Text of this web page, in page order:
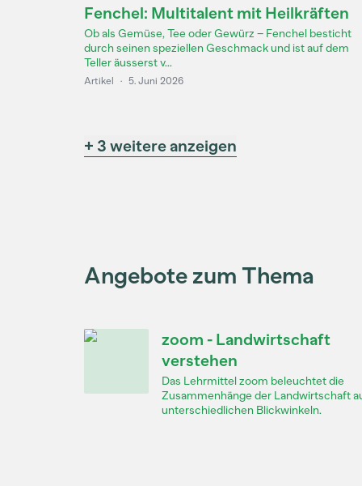
Fenchel: Multitalent mit Heilkräften
Ob als Gemüse, Tee oder Gewürz – Fenchel besticht
durch seinen speziellen Geschmack und ist auf dem
Teller äusserst v...
Artikel · 5. Juni 2026
+ 3 weitere anzeigen
Angebote zum Thema
zoom - Landwirtschaft
verstehen
Das Lehrmittel zoom beleuchtet die
Zusammenhänge der Landwirtschaft
unterschiedlichen Blickwinkeln.